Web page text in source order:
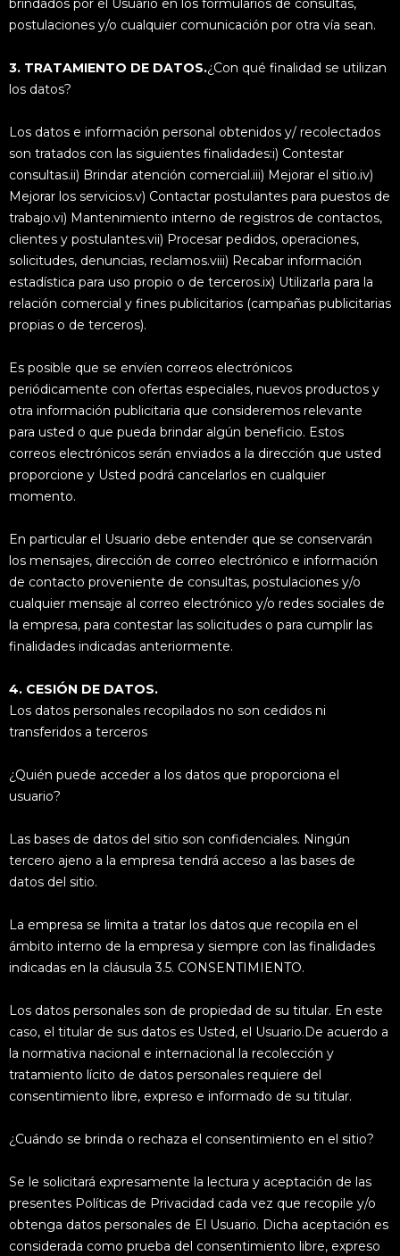
brindados por el Usuario en los formularios de consultas,
postulaciones y/o cualquier comunicación por otra vía sean.
3. TRATAMIENTO DE DATOS.¿Con qué finalidad se utilizan
los datos?
Los datos e información personal obtenidos y/ recolectados
son tratados con las siguientes finalidades:i) Contestar
consultas.ii) Brindar atención comercial.iii) Mejorar el sitio.iv)
Mejorar los servicios.v) Contactar postulantes para puestos de
trabajo.vi) Mantenimiento interno de registros de contactos,
clientes y postulantes.vii) Procesar pedidos, operaciones,
solicitudes, denuncias, reclamos.viii) Recabar información
estadística para uso propio o de terceros.ix) Utilizarla para la
relación comercial y fines publicitarios (campañas publicitarias
propias o de terceros).
Es posible que se envíen correos electrónicos
periódicamente con ofertas especiales, nuevos productos y
otra información publicitaria que consideremos relevante
para usted o que pueda brindar algún beneficio. Estos
correos electrónicos serán enviados a la dirección que usted
proporcione y Usted podrá cancelarlos en cualquier
momento.
En particular el Usuario debe entender que se conservarán
los mensajes, dirección de correo electrónico e información
de contacto proveniente de consultas, postulaciones y/o
cualquier mensaje al correo electrónico y/o redes sociales de
la empresa, para contestar las solicitudes o para cumplir las
finalidades indicadas anteriormente.
4. CESIÓN DE DATOS.
Los datos personales recopilados no son cedidos ni
transferidos a terceros
¿Quién puede acceder a los datos que proporciona el
usuario?
Las bases de datos del sitio son confidenciales. Ningún
tercero ajeno a la empresa tendrá acceso a las bases de
datos del sitio.
La empresa se limita a tratar los datos que recopila en el
ámbito interno de la empresa y siempre con las finalidades
indicadas en la cláusula 3.5. CONSENTIMIENTO.
Los datos personales son de propiedad de su titular. En este
caso, el titular de sus datos es Usted, el Usuario.De acuerdo a
la normativa nacional e internacional la recolección y
tratamiento lícito de datos personales requiere del
consentimiento libre, expreso e informado de su titular.
¿Cuándo se brinda o rechaza el consentimiento en el sitio?
Se le solicitará expresamente la lectura y aceptación de las
presentes Políticas de Privacidad cada vez que recopile y/o
obtenga datos personales de El Usuario. Dicha aceptación es
considerada como prueba del consentimiento libre, expreso